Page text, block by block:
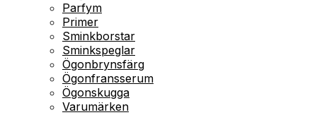
Parfym
Primer
Sminkborstar
Sminkspeglar
Ögonbrynsfärg
Ögonfransserum
Ögonskugga
Varumärken